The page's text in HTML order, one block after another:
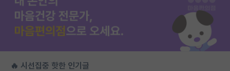
🔥 시선집중 핫한 인기글